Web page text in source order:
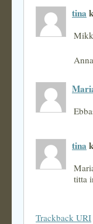
tina
tina
titta
Trackback URI